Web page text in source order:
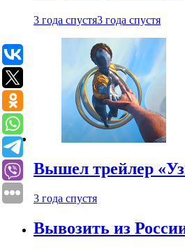
3 года спустя3 года спустя
Вышел трейлер
3 года спустя
Вывозить из